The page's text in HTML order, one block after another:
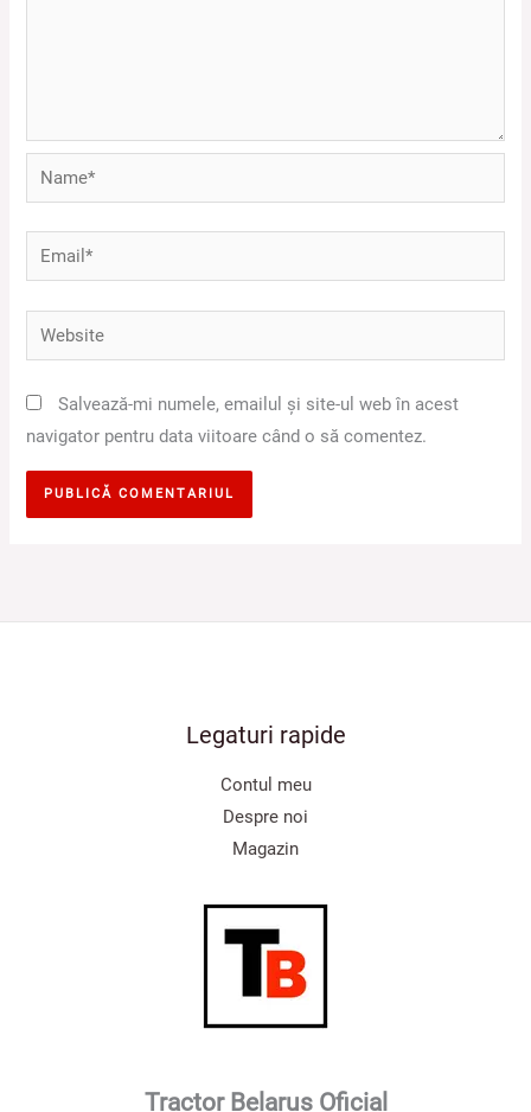
Name*
Email*
Website
Salvează-mi numele, emailul și site-ul web în acest
navigator pentru data viitoare când o să comentez.
Legaturi rapide
Contul meu
Despre noi
Magazin
Tractor Belarus Oficial